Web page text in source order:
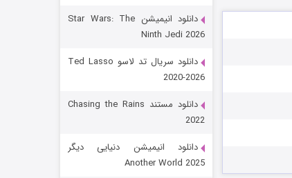
رویایی برای تو
قسمت
دانلود انیمیشن Star Wars: The
Ninth Jedi 2026
دانلود سریال تد لاسو Ted Lasso
2020-2026
دانلود مستند Chasing the Rains
2022
دانلود انیمیشن دنیایی دیگر
Another World 2025